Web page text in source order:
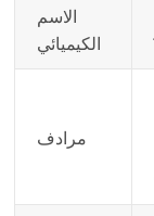
الاسم
الكيميائي
مرادف